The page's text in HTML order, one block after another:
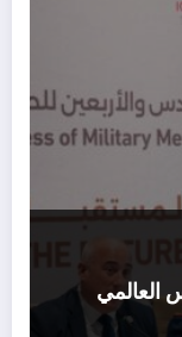
العالمي